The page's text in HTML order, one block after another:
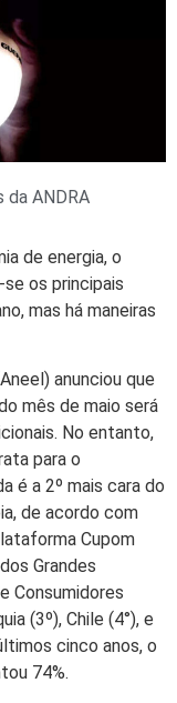
da ANDRA
de energia, o
os principais
mas há maneiras
anunciou que
mês de maio será
No entanto,
para o
é a 2º mais cara do
de acordo com
Cupom
Grandes
Consumidores
(3º), Chile (4°), e
cinco anos, o
74%.